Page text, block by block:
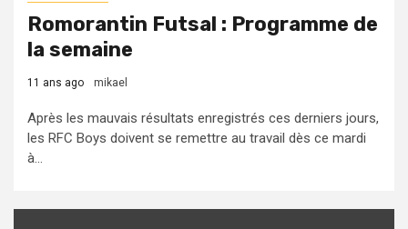
Romorantin Futsal : Programme de
la semaine
11 ans ago mikael
Après les mauvais résultats enregistrés ces derniers jours,
les RFC Boys doivent se remettre au travail dès ce mardi
à...